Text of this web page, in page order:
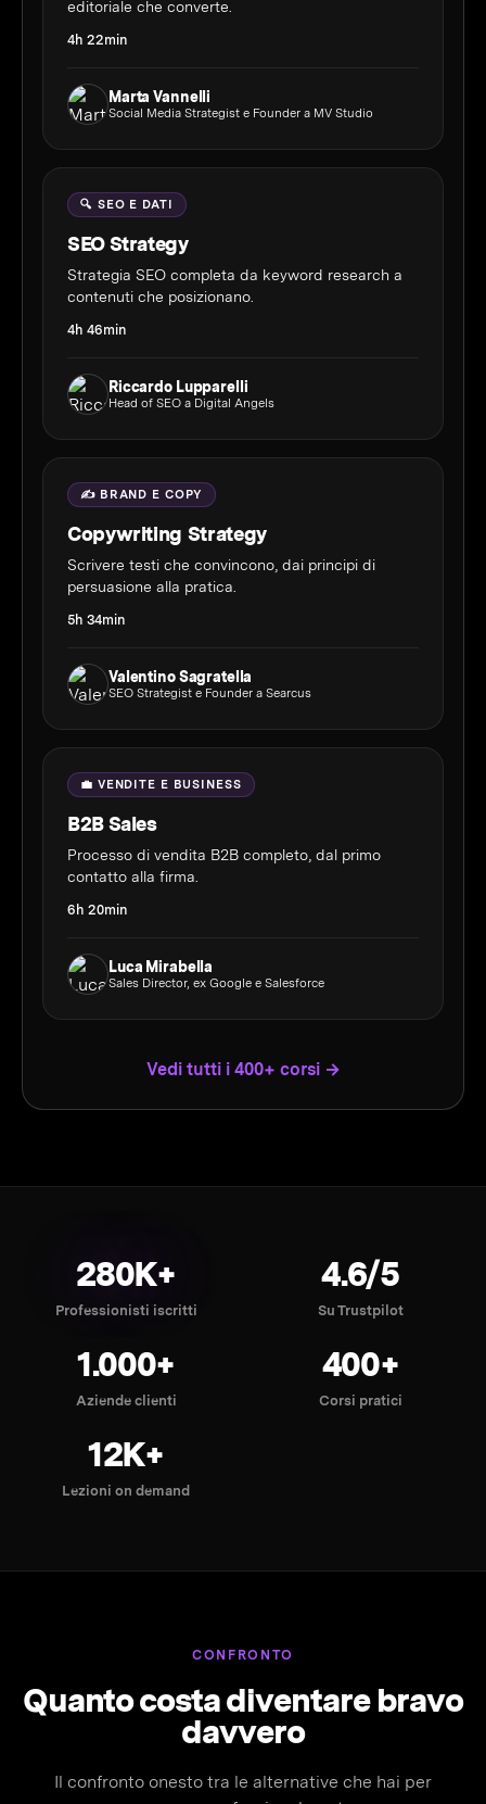
editoriale che converte.
4h 22min
Marta Vannelli
Social Media Strategist e Founder a MV Studio
🔍 SEO E DATI
SEO Strategy
Strategia SEO completa da keyword research a
contenuti che posizionano.
4h 46min
Riccardo Lupparelli
Head of SEO a Digital Angels
✍️ BRAND E COPY
Copywriting Strategy
Scrivere testi che convincono, dai principi di
persuasione alla pratica.
5h 34min
Valentino Sagratella
SEO Strategist e Founder a Searcus
💼 VENDITE E BUSINESS
B2B Sales
Processo di vendita B2B completo, dal primo
contatto alla firma.
6h 20min
Luca Mirabella
Sales Director, ex Google e Salesforce
Vedi tutti i 400+ corsi →
280K+
Professionisti iscritti
4.6/5
Su Trustpilot
1.000+
Aziende clienti
400+
Corsi pratici
12K+
Lezioni on demand
CONFRONTO
Quanto costa diventare bravo
davvero
Il confronto onesto tra le alternative che hai per